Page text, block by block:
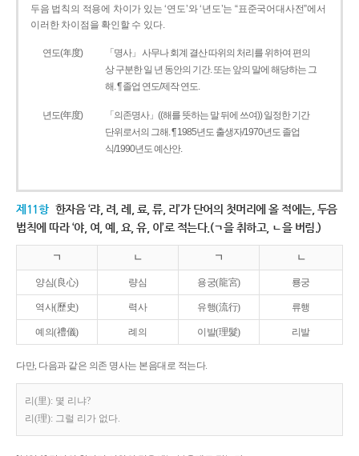
두음 법칙의 적용에 차이가 있는 ‘연도’와 ‘년도’는 “표준국어대사전”에서
이러한 차이점을 확인할 수 있다.
연도(年度)
「명사」 사무나 회계 결산 따위의 처리를 위하여 편의
상 구분한 일 년 동안의 기간. 또는 앞의 말에 해당하는 그
해. ¶ 졸업 연도/제작 연도.
년도(年度)
「의존명사」((해를 뜻하는 말 뒤에 쓰여)) 일정한 기간
단위로서의 그해. ¶ 1985년도 출생자/1970년도 졸업
식/1990년도 예산안.
제11항 한자음 ‘랴, 려, 례, 료, 류, 리’가 단어의 첫머리에 올 적에는, 두음
법칙에 따라 ‘야, 여, 예, 요, 유, 이’로 적는다.(ㄱ을 취하고, ㄴ을 버림.)
ㄱ ㄴ ㄱ ㄴ
양심(良心) 량심 용궁(龍宮) 룡궁
역사(歷史) 력사 유행(流行) 류행
예의(禮儀) 례의 이발(理髮) 리발
다만, 다음과 같은 의존 명사는 본음대로 적는다.
리(里): 몇 리냐?
리(理): 그럴 리가 없다.